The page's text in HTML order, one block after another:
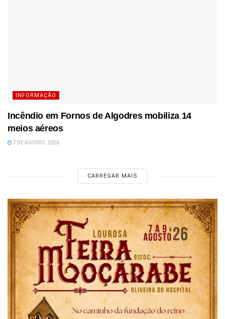
INFORMAÇÃO
Incêndio em Fornos de Algodres mobiliza 14
meios aéreos
7 DE AGOSTO, 2026
CARREGAR MAIS